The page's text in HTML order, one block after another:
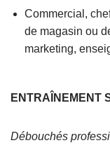
Commercial,
de magasin ou
marketing,
ENTRAÎNEMENT
Débouchés